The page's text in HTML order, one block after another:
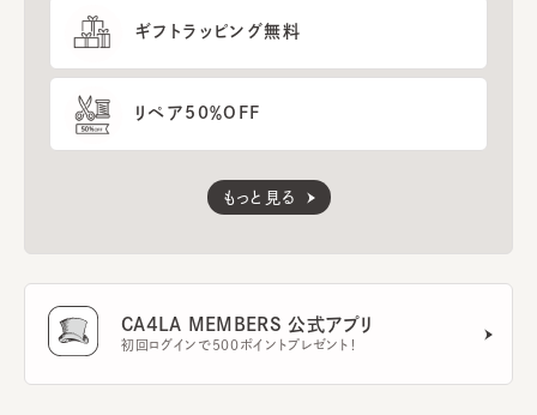
ギフトラッピング無料
リペア50％OFF
もっと見る
CA4LA MEMBERS 公式アプリ
初回ログインで500ポイントプレゼント！